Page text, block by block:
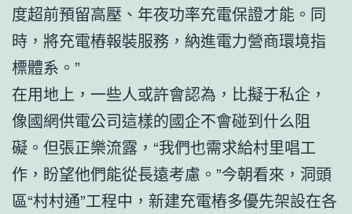
度超前預留高壓、年夜功率充電保證才能。同
時，將充電樁報裝服務，納進電力營商環境指
標體系。”
在用地上，一些人或許會認為，比擬于私企，
像國網供電公司這樣的國企不會碰到什么阻
礙。但張正樂流露，“我們也需求給村里唱工
作，盼望他們能從長遠考慮。”今朝看來，洞頭
區“村村通”工程中，新建充電樁多優先架設在各